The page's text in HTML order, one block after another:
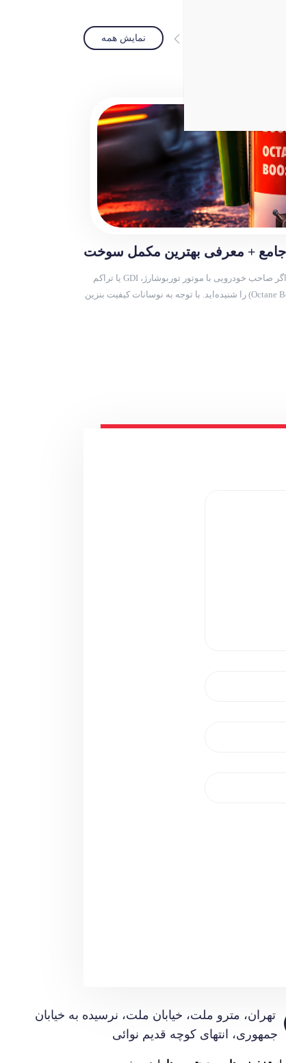
نمایش همه
جامع + معرفی بهترین مکمل سوخت
ناجی موتورهای مدرن در برابر بنزین بی‌کیفیت اگر صاحب خودرویی با موتور توربوشارژ، GDI یا تراکم
بالا هستید، احتمالاً بارها نام اکتان بوستر (Octane Booster) را شنیده‌اید. با توجه به نوسانات کیفیت بنزین
تهران، مترو ملت، خیابان ملت، نرسیده به خیابان
جمهوری، انتهای کوچه قدیم نوائی